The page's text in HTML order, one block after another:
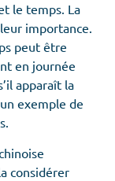
le temps. La
importance.
peut être
en journée
apparaît la
exemple de
considérer